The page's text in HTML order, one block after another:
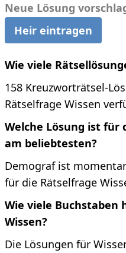
Neue Lösung
Heir eintragen
Wie viele
158 Kreuzworträtsel-
Rätselfrage Wissen
Welche Lösung ist für
am beliebtesten?
Demograf ist
für die Rätselfrage
Wie viele Buchstaben
Wissen?
Die Lösungen für